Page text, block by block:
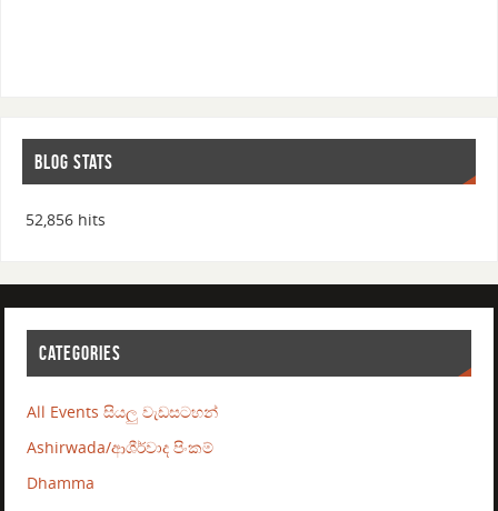
BLOG STATS
52,856 hits
CATEGORIES
All Events සියලු වැඩසටහන්
Ashirwada/ආශීර්වාද පිංකම්
Dhamma